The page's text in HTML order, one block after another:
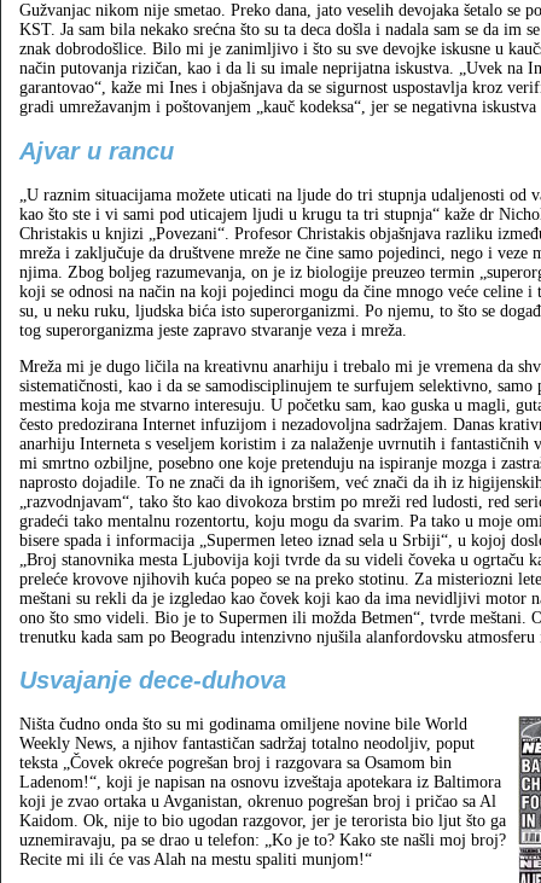
Gužvanjac nikom nije smetao. Preko dana, jato veselih devojaka šetalo se
KST. Ja sam bila nekako srećna što su ta deca došla i nadala sam se da im
znak dobrodošlice. Bilo mi je zanimljivo i što su sve devojke iskusne u
način putovanja rizičan, kao i da li su imale neprijatna iskustva. „Uvek na
garantovao“, kaže mi Ines i objašnjava da se sigurnost uspostavlja kroz
gradi umrežavanjm i poštovanjem „kauč kodeksa“, jer se negativna
Ajvar u rancu
„U raznim situacijama možete uticati na ljude do tri stupnja udaljenosti od
kao što ste i vi sami pod uticajem ljudi u krugu ta tri stupnja“ kaže dr
Christakis u knjizi „Povezani“. Profesor Christakis objašnjava razliku
mreža i zaključuje da društvene mreže ne čine samo pojedinci, nego i veze
njima. Zbog boljeg razumevanja, on je iz biologije preuzeo termin
koji se odnosi na način na koji pojedinci mogu da čine mnogo veće celine i
su, u neku ruku, ljudska bića isto superorganizmi. Po njemu, to što se
tog superorganizma jeste zapravo stvaranje veza i mreža.
Mreža mi je dugo ličila na kreativnu anarhiju i trebalo mi je vremena da
sistematičnosti, kao i da se samodisciplinujem te surfujem selektivno, samo
mestima koja me stvarno interesuju. U početku sam, kao guska u magli,
često predozirana Internet infuzijom i nezadovoljna sadržajem. Danas
anarhiju Interneta s veseljem koristim i za nalaženje uvrnutih i fantastičnih
mi smrtno ozbiljne, posebno one koje pretenduju na ispiranje mozga i
naprosto dojadile. To ne znači da ih ignorišem, već znači da ih iz
„razvodnjavam“, tako što kao divokoza brstim po mreži red ludosti, red
gradeći tako mentalnu rozentortu, koju mogu da svarim. Pa tako u moje
bisere spada i informacija „Supermen leteo iznad sela u Srbiji“, u kojoj
„Broj stanovnika mesta Ljubovija koji tvrde da su videli čoveka u ogrtaču
preleće krovove njihovih kuća popeo se na preko stotinu. Za misteriozni
meštani su rekli da je izgledao kao čovek koji kao da ima nevidljivi motor
ono što smo videli. Bio je to Supermen ili možda Betmen“, tvrde meštani.
trenutku kada sam po Beogradu intenzivno njušila alanfordovsku
Usvajanje dece‑duhova
Ništa čudno onda što su mi godinama omiljene novine bile World
Weekly News, a njihov fantastičan sadržaj totalno neodoljiv, poput
teksta „Čovek okreće pogrešan broj i razgovara sa Osamom bin
Ladenom!“, koji je napisan na osnovu izveštaja apotekara iz Baltimora
koji je zvao ortaka u Avganistan, okrenuo pogrešan broj i pričao sa Al
Kaidom. Ok, nije to bio ugodan razgovor, jer je terorista bio ljut što ga
uznemiravaju, pa se drao u telefon: „Ko je to? Kako ste našli moj broj?
Recite mi ili će vas Alah na mestu spaliti munjom!“